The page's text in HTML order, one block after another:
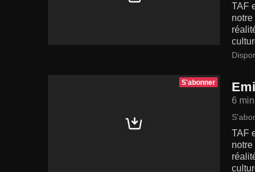
TAF
notre
S'abonner
6 min
TAF
notre